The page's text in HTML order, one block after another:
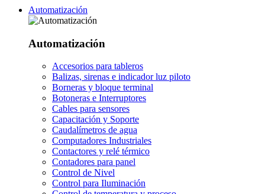
Automatización
Automatización
Accesorios para tableros
Balizas, sirenas e indicador luz piloto
Borneras y bloque terminal
Botoneras e Interruptores
Cables para sensores
Capacitación y Soporte
Caudalímetros de agua
Computadores Industriales
Contactores y relé térmico
Contadores para panel
Control de Nivel
Control para Iluminación